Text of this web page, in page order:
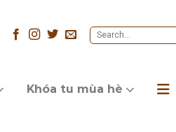
Khóa tu mùa hè